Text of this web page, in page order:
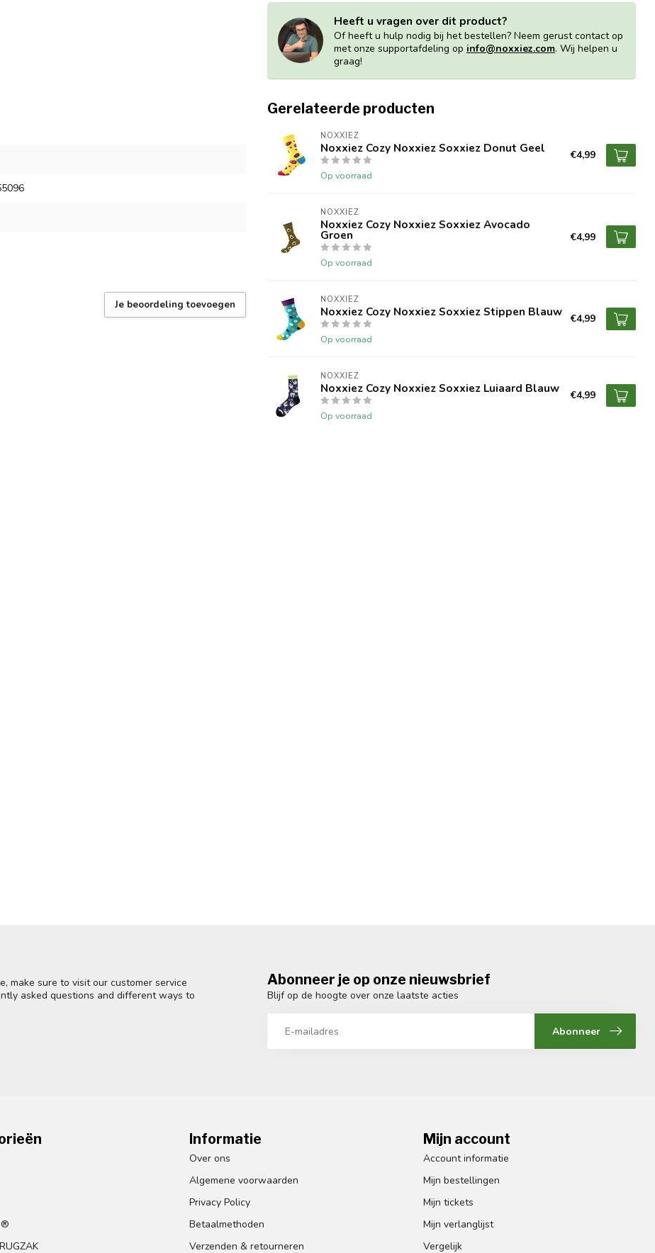
Je beoordeling toevoegen
Heeft u vragen over dit product?
Of heeft u hulp nodig bij het bestellen? Neem gerust contact op
met onze supportafdeling op info@noxxiez.com. Wij helpen u
graag!
Gerelateerde producten
NOXXIEZ
Noxxiez Cozy Noxxiez Soxxiez Donut Geel
Op voorraad
€4,99
NOXXIEZ
Noxxiez Cozy Noxxiez Soxxiez Avocado
Groen
Op voorraad
€4,99
NOXXIEZ
Noxxiez Cozy Noxxiez Soxxiez Stippen Blauw
Op voorraad
€4,99
NOXXIEZ
Noxxiez Cozy Noxxiez Soxxiez Luiaard Blauw
Op voorraad
€4,99
make sure to visit our customer service
asked questions and different ways to
Abonneer je op onze nieuwsbrief
Blijf op de hoogte over onze laatste acties
Abonneer
Informatie
Over ons
Algemene voorwaarden
Privacy Policy
Betaalmethoden
Verzenden & retourneren
Mijn account
Account informatie
Mijn bestellingen
Mijn tickets
Mijn verlanglijst
Vergelijk